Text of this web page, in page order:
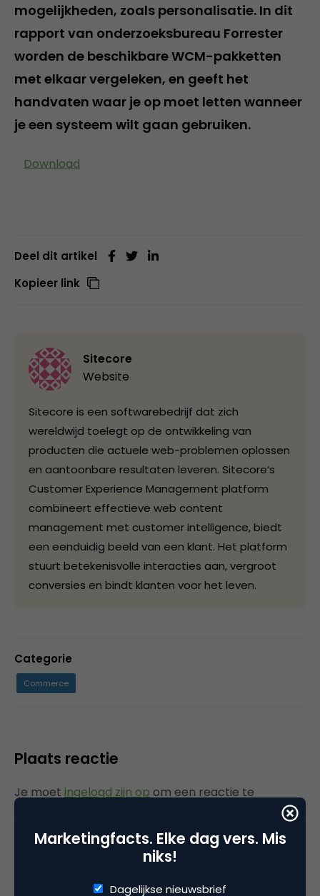
mogelijkheden, zoals personalisatie. In dit
rapport van onderzoeksbureau Forrester
worden de beschikbare WCM-pakketten
met elkaar vergeleken, en geeft het
handvaten waar je op moet letten wanneer
je een systeem wilt gaan gebruiken.
Download
Deel dit artikel
Kopieer link
Sitecore
Website
Sitecore is een softwarebedrijf dat zich
wereldwijd toelegt op de ontwikkeling van
producten die actuele web-problemen oplossen
en aantoonbare resultaten leveren. Sitecore’s
Customer Experience Management platform
combineert effectieve web content
management met customer intelligence, biedt
een eenduidig beeld van een klant. Het platform
stuurt betekenisvolle interacties aan, vergroot
conversies en bindt klanten voor het leven.
Categorie
Commerce
Plaats reactie
Je moet ingelogd zijn op om een reactie te
Gerelateerde artikelen
Marketingfacts. Elke dag vers. Mis
niks!
Dagelijkse nieuwsbrief